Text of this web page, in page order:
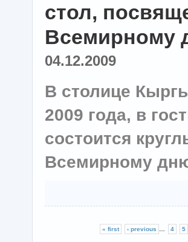
стол,
Всемирному
04.12.2009
В столице
2009 года, в
состоится
Всемирному
« first ‹ previous … 4 5